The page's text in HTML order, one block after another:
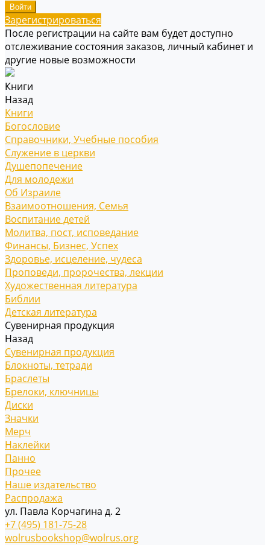
Зарегистрироваться
После регистрации на сайте вам будет доступно
отслеживание состояния заказов, личный кабинет и
другие новые возможности
Книги
Назад
Книги
Богословие
Справочники, Учебные пособия
Служение в церкви
Душепопечение
Для молодежи
Об Израиле
Взаимоотношения, Cемья
Воспитание детей
Молитва, пост, исповедание
Финансы, Бизнес, Успех
Здоровье, исцеление, чудеса
Проповеди, пророчества, лекции
Художественная литература
Библии
Детская литература
Сувенирная продукция
Назад
Сувенирная продукция
Блокноты, тетради
Браслеты
Брелоки, ключницы
Диски
Значки
Мерч
Наклейки
Панно
Прочее
Наше издательство
Распродажа
ул. Павла Корчагина д. 2
+7 (495) 181-75-28
wolrusbookshop@wolrus.org